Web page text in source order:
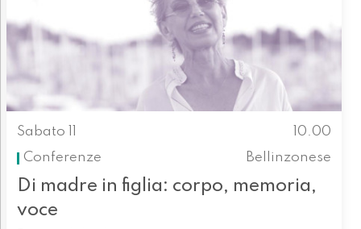
Sabato 11
10.00
Conferenze
Bellinzonese
Di madre in figlia: corpo, memoria,
voce